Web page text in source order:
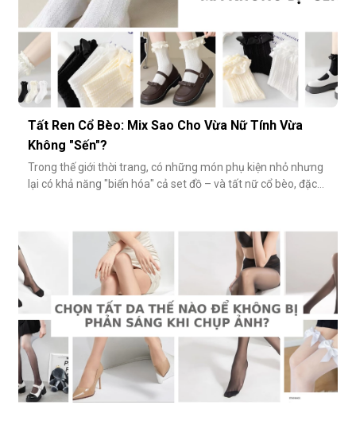
Tất Ren Cổ Bèo: Mix Sao Cho Vừa Nữ Tính Vừa
Không "Sến"?
Trong thế giới thời trang, có những món phụ kiện nhỏ nhưng
lại có khả năng "biến hóa" cả set đồ – và tất nữ cổ bèo, đặc
mác "sến súa" nếu không phối đúng cách. Vậy làm sao để